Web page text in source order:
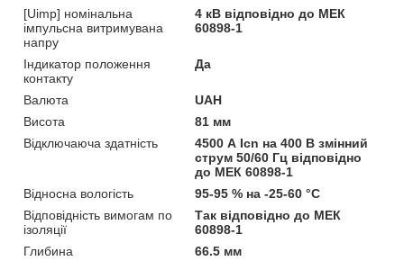
[Uimp] номінальна
імпульсна витримувана
напру
4 кВ відповідно до МЕК
60898-1
Індикатор положення
контакту
Да
Валюта
UAH
Висота
81 мм
Відключаюча здатність
4500 А Icn на 400 В змінний
струм 50/60 Гц відповідно
до МЕК 60898-1
Відносна вологість
95-95 % на -25-60 °C
Відповідність вимогам по
ізоляції
Так відповідно до МЕК
60898-1
Глибина
66.5 мм